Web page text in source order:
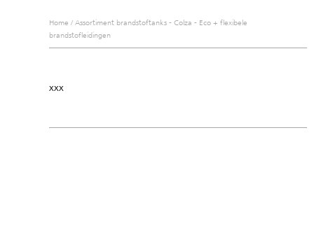
Home / Assortiment brandstoftanks - Colza - Eco + flexibele
brandstofleidingen
xxx